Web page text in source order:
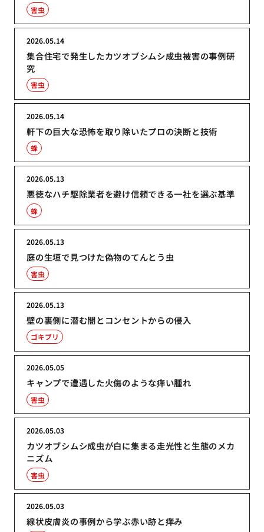
害虫
集合住宅で発生したカツオブシムシ成虫被害の事例研
究
2026.05.14
害虫
軒下の巨大な恐怖を取り除いたプロの決断と技術
2026.05.14
蜂
悪徳なハチ駆除業者を避け信頼できる一社を選ぶ基準
2026.05.13
蜂
庭の生垣で見つけた偽物のてんとう虫
2026.05.13
害虫
壁の裏側に潜む闇とコンセントからの侵入
2026.05.13
ゴキブリ
キャンプで遭遇した火傷のような痒い腫れ
2026.05.05
害虫
カツオブシムシ成虫が白に集まる走光性と生態のメカ
ニズム
2026.05.03
害虫
線状皮膚炎の事例から学ぶ赤い跡と痒み
2026.05.03